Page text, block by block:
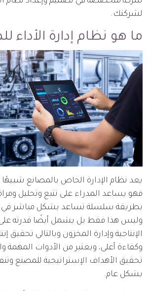
لشركتك.
ما هو نظام إدارة الأداء
فهو يساعد المدراء على تتبع وتحليل
بطريقة سلسلة تساعد بشكل مباشر في
وليس هذا فقط بل يشمل أيضًا قدرته
الإنتاجية وإدارة المخزون وبالتالي تحقيق
وكفاءة أعلى، ويعتبر من الأدوات المهمة
تحقيق الأهداف الإستراتيجية للمصنع
بشكل عام.